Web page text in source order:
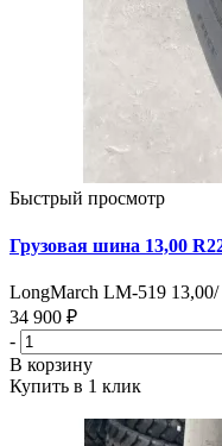
Быстрый просмотр
Грузовая шина 13,00
LongMarch LM-519
34 900 ₽
-
В корзину
Купить в 1 клик